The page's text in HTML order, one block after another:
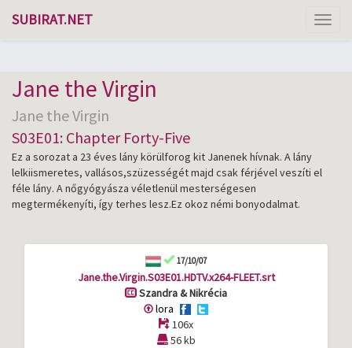
SUBIRAT.NET
Jane the Virgin
Jane the Virgin
S03E01: Chapter Forty-Five
Ez a sorozat a 23 éves lány körülforog kit Janenek hívnak. A lány
lelkiismeretes, vallásos,szüzességét majd csak férjével veszíti el
féle lány. A nőgyógyásza véletlenül mesterségesen
megtermékenyíti, így terhes lesz.Ez okoz némi bonyodalmat.
17/10/07
Jane.the.Virgin.S03E01.HDTV.x264-FLEET.srt
Szandra & Nikrécia
lora
106x
56 kb